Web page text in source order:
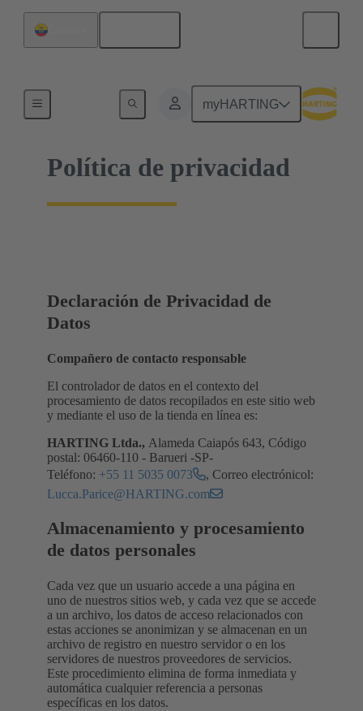
myHARTING
Política de privacidad
Declaración de Privacidad de
Datos
Compañero de contacto responsable
El controlador de datos en el contexto del
procesamiento de datos recopilados en este sitio web
y mediante el uso de la tienda en línea es:
HARTING Ltda., Alameda Caiapós 643, Código
postal: 06460-110 - Barueri -SP-
Teléfono: +55 11 5035 0073
, Correo electrónicol:
Lucca.Parice@HARTING.com
Almacenamiento y procesamiento
de datos personales
Cada vez que un usuario accede a una página en
uno de nuestros sitios web, y cada vez que se accede
a un archivo, los datos de acceso relacionados con
estas acciones se anonimizan y se almacenan en un
archivo de registro en nuestro servidor o en los
servidores de nuestros proveedores de servicios.
Este procedimiento elimina de forma inmediata y
automática cualquier referencia a personas
específicas en los datos.